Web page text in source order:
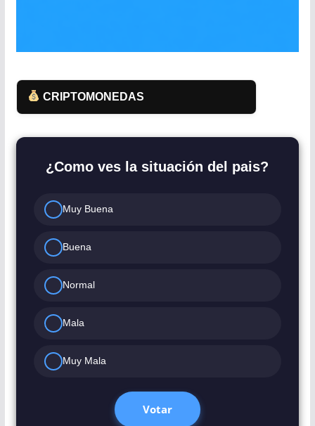
CRIPTOMONEDAS
¿Como ves la situación del pais?
Muy Buena
Buena
Normal
Mala
Muy Mala
Votar